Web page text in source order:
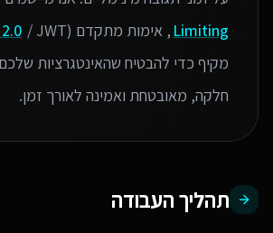
Limiting , אימות מתקדם (
מקיף כדי להבטיח שהאינטגרציות
חלקה, מאובטחת ואמינה לאורך זמן.
תהליך העבודה